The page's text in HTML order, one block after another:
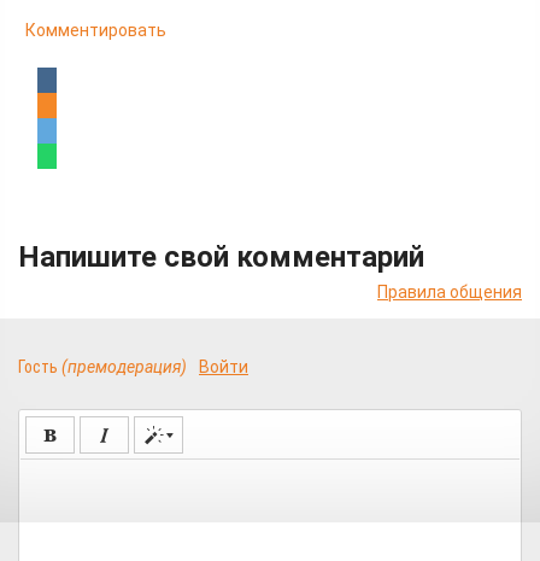
Комментировать
Напишите свой комментарий
Правила общения
Гость (премодерация) Войти